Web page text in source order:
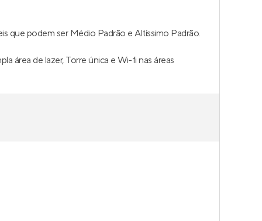
que podem ser Médio Padrão e Altíssimo Padrão.
área de lazer, Torre única e Wi-fi nas áreas